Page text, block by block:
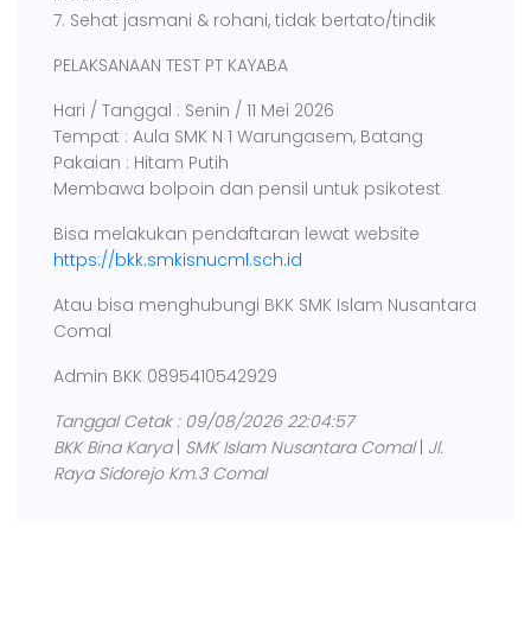
7. Sehat jasmani & rohani, tidak bertato/tindik
PELAKSANAAN TEST PT KAYABA
Hari / Tanggal : Senin / 11 Mei 2026
Tempat : Aula SMK N 1 Warungasem, Batang
Pakaian : Hitam Putih
Membawa bolpoin dan pensil untuk psikotest
Bisa melakukan pendaftaran lewat website
https://bkk.smkisnucml.sch.id
Atau bisa menghubungi BKK SMK Islam Nusantara
Comal
Admin BKK 0895410542929
Tanggal Cetak : 09/08/2026 22:04:57
BKK Bina Karya SMK Islam Nusantara Comal| Jl.
Raya Sidorejo Km.3 Comal